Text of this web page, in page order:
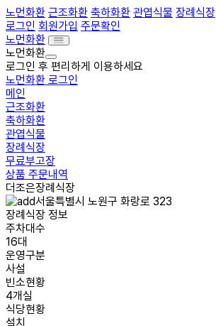
노먼화환 근조화환 축하화환 관엽식물 장례식장
로그인 회원가입 주문확인
노먼화환
노먼화환
로그인 후 편리하게 이용하세요
노먼화환 로그인
메인
근조화환
축하화환
관엽식물
장례식장
무료부고장
상품 주문내역
더조은장례식장
서울특별시 노원구 화랑로 323
장례식장 정보
주차대수
16대
운영구분
사설
빈소현황
4개실
식당현황
설치